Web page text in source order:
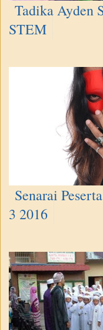
Tadika Ayden
STEM
Senarai
3 2016